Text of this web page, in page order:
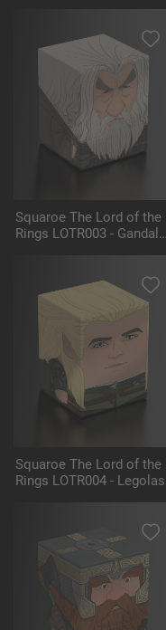
Squaroe The Lord of the
Rings LOTR003 - Gandalf
Squaroe The Lord of the
Rings LOTR004 - Legolas